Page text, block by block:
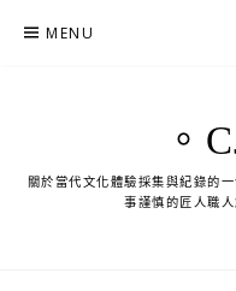
MENU
。
關於當代文化體驗採集與紀錄的
事謹慎的匠人職